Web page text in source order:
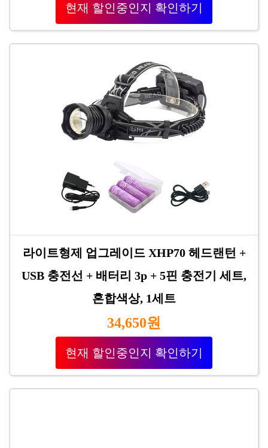
현재 할인중인지 확인하기
라이트형제 업그레이드 XHP70 헤드랜턴 +
USB 충전선 + 배터리 3p + 5핀 충전기 세트,
혼합색상, 1세트
34,650원
현재 할인중인지 확인하기